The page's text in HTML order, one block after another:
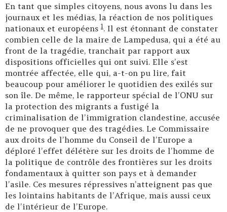
En tant que simples citoyens, nous avons lu dans les
journaux et les médias, la réaction de nos politiques
nationaux et européens 1 . Il est étonnant de constater
combien celle de la maire de Lampedusa, qui a été au
front de la tragédie, tranchait par rapport aux
dispositions officielles qui ont suivi. Elle s’est
montrée affectée, elle qui, a-t-on pu lire, fait
beaucoup pour améliorer le quotidien des exilés sur
son île. De même, le rapporteur spécial de l’ONU sur
la protection des migrants a fustigé la
criminalisation de l’immigration clandestine, accusée
de ne provoquer que des tragédies. Le Commissaire
aux droits de l’homme du Conseil de l’Europe a
déploré l’effet délétère sur les droits de l’homme de
la politique de contrôle des frontières sur les droits
fondamentaux à quitter son pays et à demander
l’asile. Ces mesures répressives n’atteignent pas que
les lointains habitants de l’Afrique, mais aussi ceux
de l’intérieur de l’Europe.